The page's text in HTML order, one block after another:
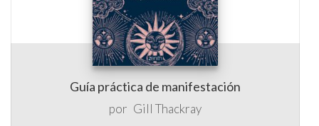
Guía práctica de manifestación
por Gill Thackray